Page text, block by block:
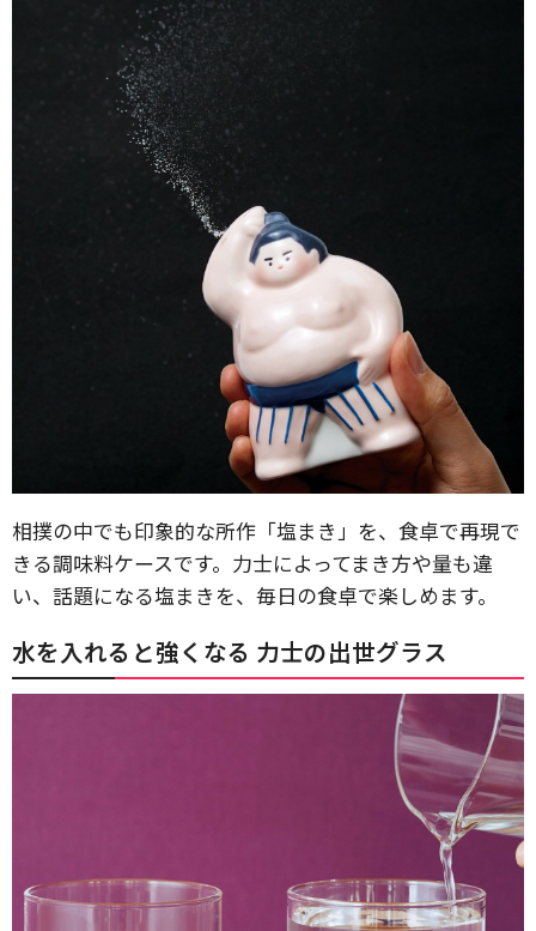
相撲の中でも印象的な所作「塩まき」を、食卓で再現で
きる調味料ケースです。力士によってまき方や量も違
い、話題になる塩まきを、毎日の食卓で楽しめます。
水を入れると強くなる 力士の出世グラス